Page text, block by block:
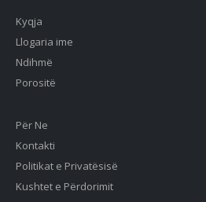
Kyqja
Llogaria ime
Ndihmë
Porositë
Për Ne
Kontakti
Politikat e Privatësisë
Kushtet e Përdorimit